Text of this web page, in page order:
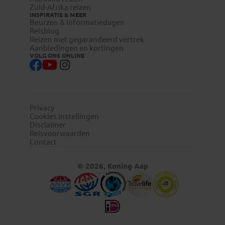
Reizigers die niet beschikken over de Nederlandse of
Belgische nationaliteit, dienen zelf contact op te nemen
met de betreffende ambassade(s) en hun eventuele visum
te regelen.
Reizigers met meereizende kinderen onder de 18 jaar
Overstap in de Verenigde Staten
Zuid-Afrika reizen
INSPIRATIE & MEER
Beurzen & informatiedagen
Reisblog
Reizen met gegarandeerd vertrek
Aanbiedingen en kortingen
VOLG ONS ONLINE
Privacy
Cookies instellingen
Disclaimer
Reisvoorwaarden
Contact
© 2026, Koning Aap